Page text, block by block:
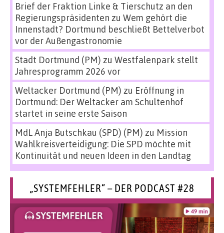
Brief der Fraktion Linke & Tierschutz an den
Regierungspräsidenten zu Wem gehört die
Innenstadt? Dortmund beschließt Bettelverbot
vor der Außengastronomie
Stadt Dortmund (PM) zu Westfalenpark stellt
Jahresprogramm 2026 vor
Weltacker Dortmund (PM) zu Eröffnung in
Dortmund: Der Weltacker am Schultenhof
startet in seine erste Saison
MdL Anja Butschkau (SPD) (PM) zu Mission
Wahlkreisverteidigung: Die SPD möchte mit
Kontinuität und neuen Ideen in den Landtag
„SYSTEMFEHLER“ – DER PODCAST #28